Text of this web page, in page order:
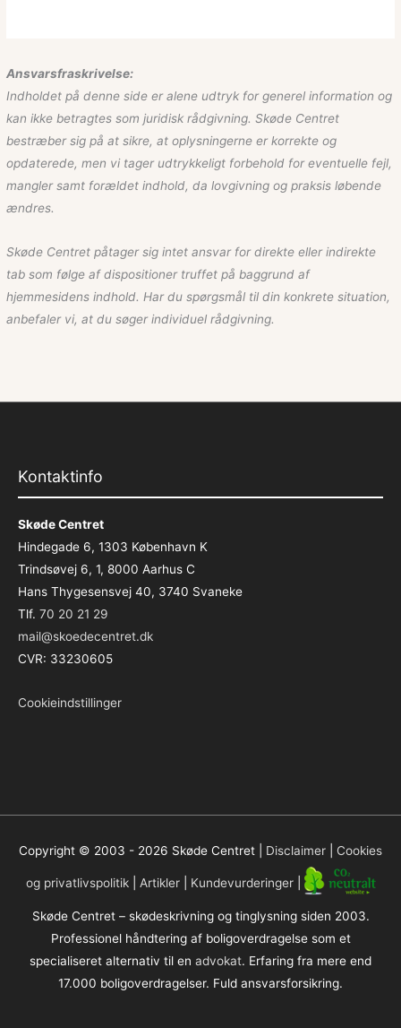
Ansvarsfraskrivelse:
Indholdet på denne side er alene udtryk for generel information og
kan ikke betragtes som juridisk rådgivning. Skøde Centret
bestræber sig på at sikre, at oplysningerne er korrekte og
opdaterede, men vi tager udtrykkeligt forbehold for eventuelle fejl,
mangler samt forældet indhold, da lovgivning og praksis løbende
ændres.
Skøde Centret påtager sig intet ansvar for direkte eller indirekte
tab som følge af dispositioner truffet på baggrund af
hjemmesidens indhold. Har du spørgsmål til din konkrete situation,
anbefaler vi, at du søger individuel rådgivning.
Kontaktinfo
Skøde Centret
Hindegade 6, 1303 København K
Trindsøvej 6, 1, 8000 Aarhus C
Hans Thygesensvej 40, 3740 Svaneke
Tlf. 70 20 21 29
mail@skoedecentret.dk
CVR: 33230605
Cookieindstillinger
Copyright © 2003 - 2026 Skøde Centret Disclaimer Cookies
og privatlivspolitik| Artikler| Kundevurderinger|
Skøde Centret – skødeskrivning og tinglysning siden 2003.
Professionel håndtering af boligoverdragelse som et
specialiseret alternativ til en advokat. Erfaring fra mere end
17.000 boligoverdragelser. Fuld ansvarsforsikring.